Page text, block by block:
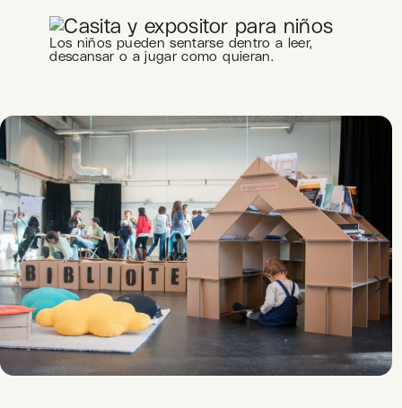
Los niños pueden sentarse dentro a leer,
descansar o a jugar como quieran.